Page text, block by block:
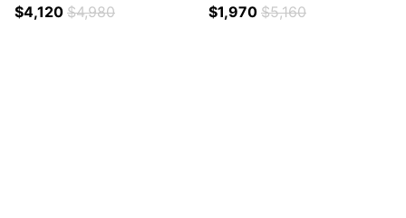
$4,120 $4,980
5年節禮盒/送禮
$1,970 $5,160